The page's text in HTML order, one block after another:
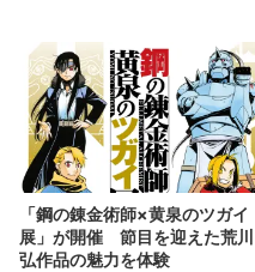
「鋼の錬金術師×黄泉のツガイ
展」が開催 節目を迎えた荒川
弘作品の魅力を体験